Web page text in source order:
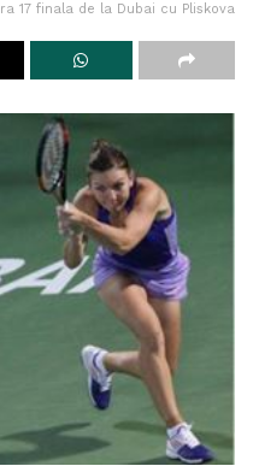
17 finala de la Dubai cu Pliskova